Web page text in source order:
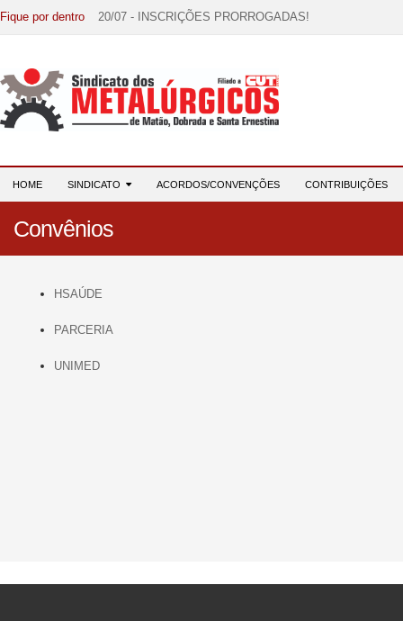
Fique por dentro 20/07 - INSCRIÇÕES PRORROGADAS!
07/07 - Increva-se! Link na descrição!
03/08 - DATA-BASE 2026: HORA DE UNIÃO E
HOME SINDICATO ACORDOS/CONVENÇÕES CONTRIBUIÇÕES
Convênios
HSAÚDE
PARCERIA
UNIMED